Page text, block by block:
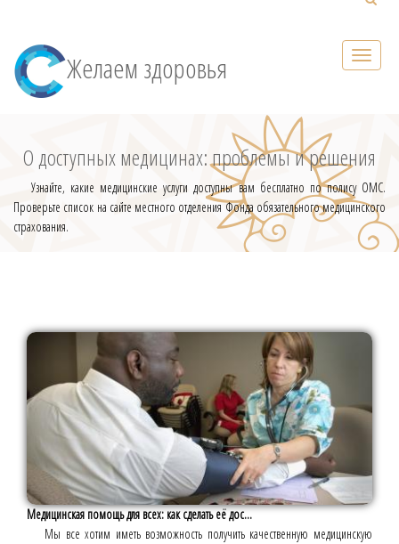
Желаем здоровья
О доступных медицинах: проблемы и решения
Узнайте, какие медицинские услуги доступны вам бесплатно по полису ОМС.
Проверьте список на сайте местного отделения Фонда обязательного медицинского
страхования.
Медицинская помощь для всех: как сделать её дос...
Мы все хотим иметь возможность получить качественную медицинскую